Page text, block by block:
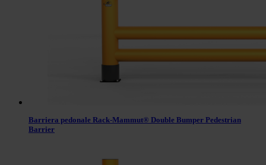
Barriera pedonale Rack-Mammut® Double Bumper Pedestrian
Barrier